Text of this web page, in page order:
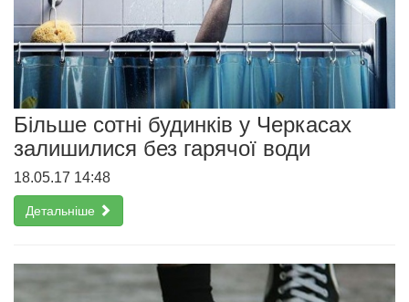
Більше сотні будинків у Черкасах
залишилися без гарячої води
18.05.17 14:48
Детальніше